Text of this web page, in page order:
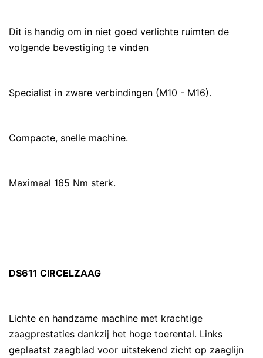
Dit is handig om in niet goed verlichte ruimten de
volgende bevestiging te vinden
Specialist in zware verbindingen (M10 - M16).
Compacte, snelle machine.
Maximaal 165 Nm sterk.
DS611 CIRCELZAAG
Lichte en handzame machine met krachtige
zaagprestaties dankzij het hoge toerental. Links
geplaatst zaagblad voor uitstekend zicht op zaaglijn